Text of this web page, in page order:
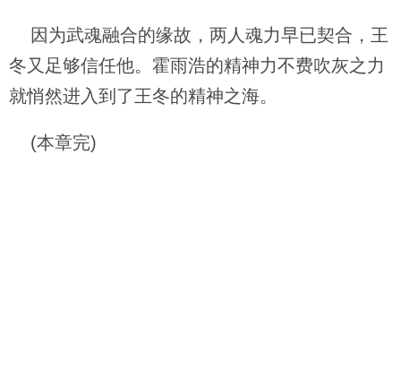
因为武魂融合的缘故，两人魂力早已契合，王
冬又足够信任他。霍雨浩的精神力不费吹灰之力
就悄然进入到了王冬的精神之海。
(本章完)